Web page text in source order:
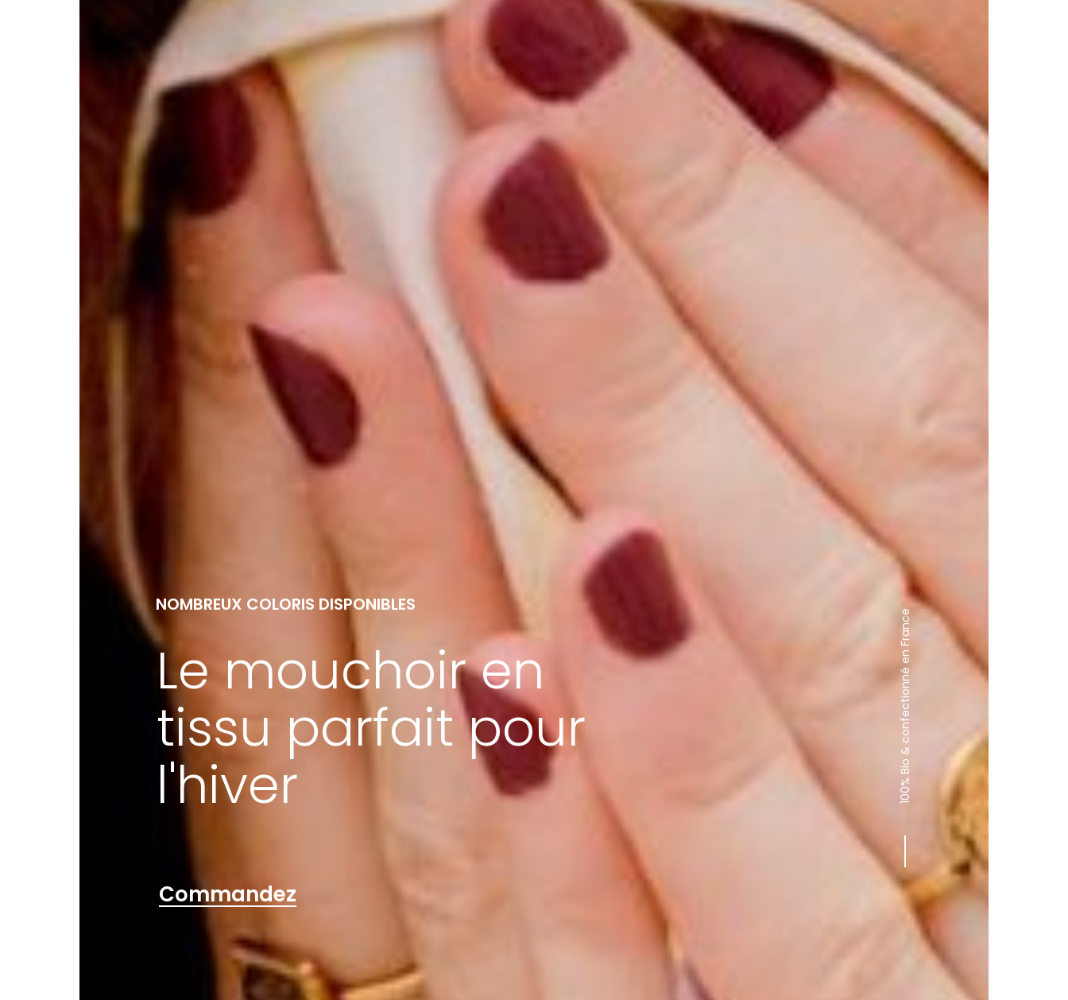
100% Bio & confectionné en France
Le mouchoir en
tissu parfait pour
l'hiver
NOMBREUX COLORIS DISPONIBLES
Commandez